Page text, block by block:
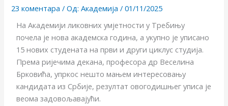
23 коментара / Од: Академија/01/11/2025
На Академији ликовних умјетности у Требињу
почела је нова академска година, а укупно је уписано
15 нових студената на први и други циклус студија.
Према ријечима декана, професора др Веселина
Брковића, упркос нешто мањем интересовању
кандидата из Србије, резултат овогодишњег уписа је
веома задовољавајући.